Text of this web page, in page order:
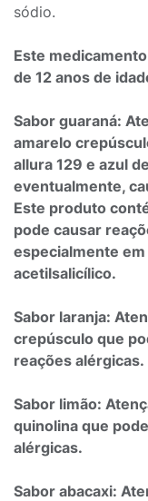
sódio.
Este
de 12 anos de
Sabor guaraná:
amarelo
allura 129 e azul
eventualmente,
Este produto
pode causar
especialmente
acetilsalicílico.
Sabor laranja:
crepúsculo que
reações alérgicas.
Sabor limão:
quinolina que
alérgicas.
Sabor abacaxi: